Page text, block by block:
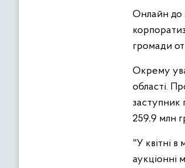
Онлайн до
громади
Окрему
області.
заступник
259,9 млн
"У квітні
аукціонні